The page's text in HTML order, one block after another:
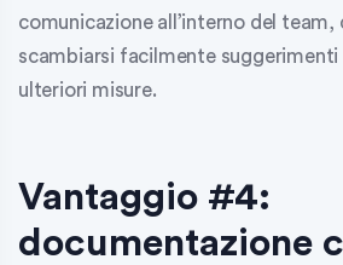
comunicazione all’interno del team,
scambiarsi facilmente suggerimenti
ulteriori misure.
Vantaggio #4:
documentazione